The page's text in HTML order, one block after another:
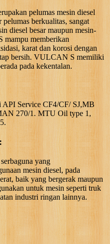
pelumas mesin diesel
pelumas berkualitas, sangat
diesel besar maupun mesin-
mampu memberikan
karat dan korosi dengan
bersih. VULCAN S memiliki
pada kekentalan.
Service CF4/CF/ SJ,MB
270/1. MTU Oil type 1,
yang
mesin diesel, pada
baik yang bergerak maupun
untuk mesin seperti truk
industri ringan lainnya.